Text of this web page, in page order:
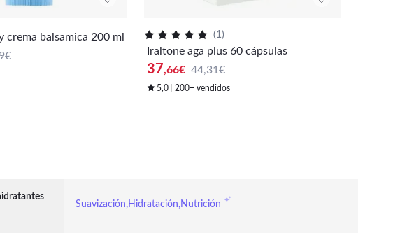
crema balsamica 200 ml (1)
Iraltone aga plus 60 cápsulas
37,66€ 44,31€
5,0 200+ vendidos
Suavización,Hidratación,Nutrición